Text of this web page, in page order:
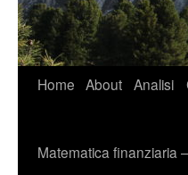
Home About Analisi
Matematica finanziaria